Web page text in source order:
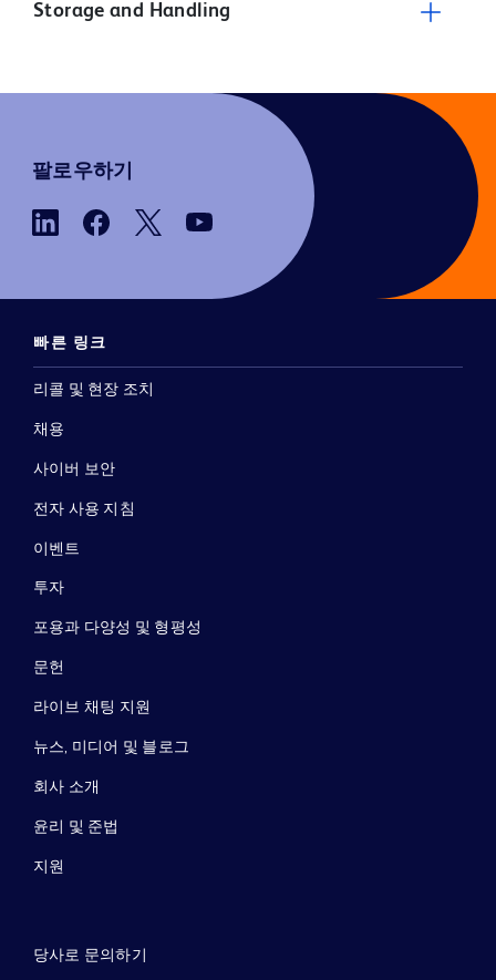
Storage and Handling
팔로우하기
빠른 링크
리콜 및 현장 조치
채용
사이버 보안
전자 사용 지침
이벤트
투자
포용과 다양성 및 형평성
문헌
라이브 채팅 지원
뉴스, 미디어 및 블로그
회사 소개
윤리 및 준법
지원
당사로 문의하기